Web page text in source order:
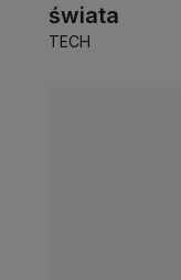
świata
TECH